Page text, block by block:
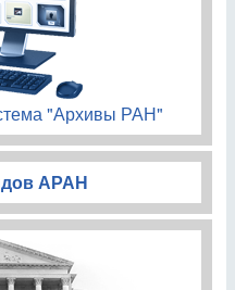
"Архивы РАН"
АРАН